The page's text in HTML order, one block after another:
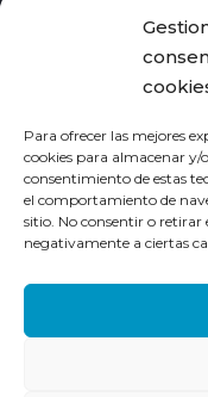
Para ofrecer las mejores
cookies para almacenar y/
consentimiento de estas
el comportamiento de
sitio. No consentir o
negativamente a ciertas
Haz clic